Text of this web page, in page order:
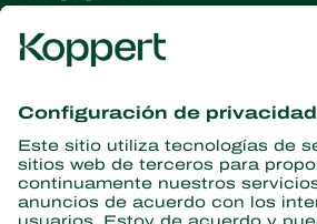
información
Suscríbase aquí